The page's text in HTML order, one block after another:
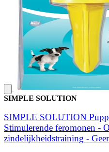
SIMPLE SOLUTION
SIMPLE SOLUTION
Stimulerende feromonen -
zindelijkheidstraining -